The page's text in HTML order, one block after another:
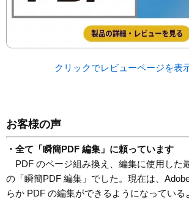
クリックでレビューページを表
お客様の声
・全て「瞬簡PDF 編集」に頼っています
PDF のページ組み換え、編集に使用した
の「瞬簡PDF 編集」でした。現在は、
らか PDF の編集ができるようになっている